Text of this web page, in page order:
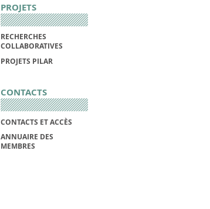
PROJETS
RECHERCHES
COLLABORATIVES
PROJETS PILAR
CONTACTS
CONTACTS ET ACCÈS
ANNUAIRE DES
MEMBRES